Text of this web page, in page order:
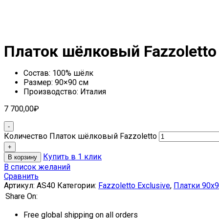
Платок шёлковый Fazzoletto
Состав: 100% шёлк
Размер: 90×90 см
Производство: Италия
7 700,00₽
Количество Платок шёлковый Fazzoletto
В корзину
Купить в 1 клик
В список желаний
Сравнить
Артикул: AS40 Категории: Fazzoletto Exclusive, Платки
Share On:
Free global shipping on all orders